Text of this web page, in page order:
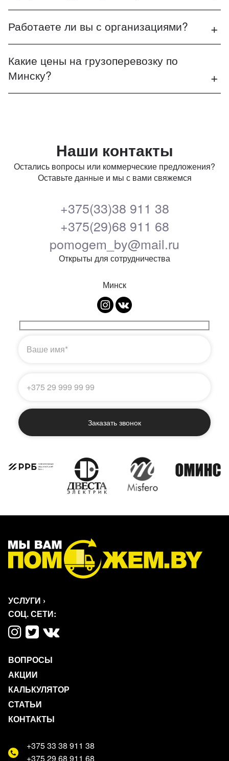
Работаете ли вы с организациями?
Какие цены на грузоперевозку по
Минску?
Наши контакты
Остались вопросы или коммерческие предложения?
Оставьте данные и мы с вами свяжемся
+375(33)38 911 38
+375(29)68 911 68
pomogem_by@mail.ru
Открыты для сотрудничества
Минск
УСЛУГИ ›
СОЦ. СЕТИ:
ВОПРОСЫ
АКЦИИ
КАЛЬКУЛЯТОР
СТАТЬИ
КОНТАКТЫ
+375 33 38 911 38
+375 29 68 911 68